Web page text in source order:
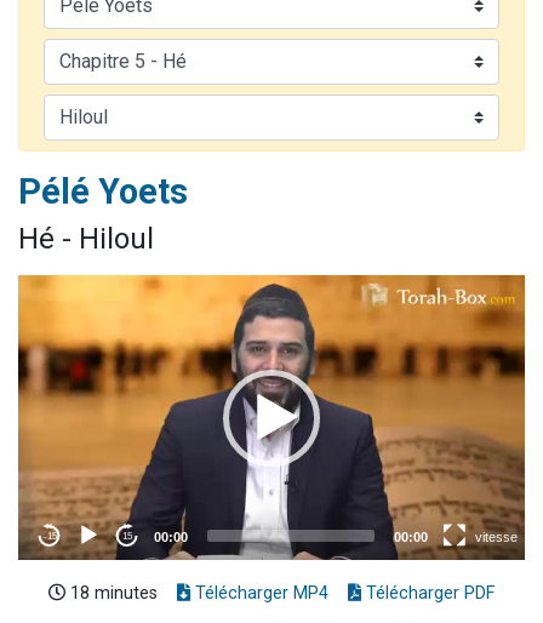
Il reste 49 places pour étudier en groupe sur Zoom
3 personnes viennent de faire un don pour Diane, 80 ans, dans un appartement insalubre
Pélé Yoets
Hé - Hiloul
18 minutes Télécharger MP4 Télécharger PDF